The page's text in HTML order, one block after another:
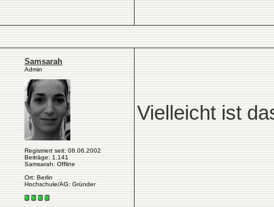
Samsarah
Admin
Registriert seit: 08.06.2002
Beiträge: 1.141
Samsarah: Offline
Ort: Berlin
Hochschule/AG: Gründer
Vielleicht ist